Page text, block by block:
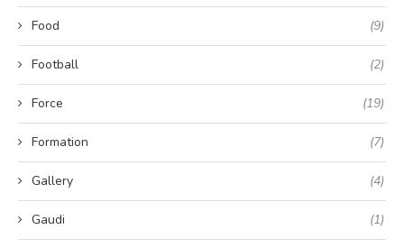
Food (9)
Football (2)
Force (19)
Formation (7)
Gallery (4)
Gaudi (1)